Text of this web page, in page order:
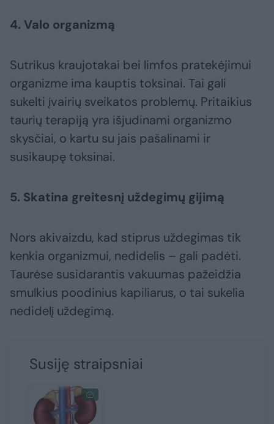
4. Valo organizmą
Sutrikus kraujotakai bei limfos pratekėjimui
organizme ima kauptis toksinai. Tai gali
sukelti įvairių sveikatos problemų. Pritaikius
taurių terapiją yra išjudinami organizmo
skysčiai, o kartu su jais pašalinami ir
susikaupę toksinai.
5. Skatina greitesnį uždegimų gijimą
Nors akivaizdu, kad stiprus uždegimas tik
kenkia organizmui, nedidelis – gali padėti.
Taurėse susidarantis vakuumas pažeidžia
smulkius poodinius kapiliarus, o tai sukelia
nedidelį uždegimą.
Susiję straipsniai